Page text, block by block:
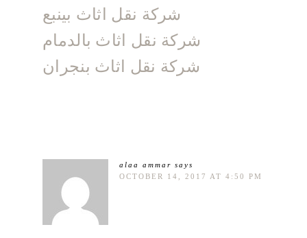
شركة نقل اثاث بينبع
شركة نقل اثاث بالدمام
شركة نقل اثاث بنجران
alaa ammar says
OCTOBER 14, 2017 AT 4:50 PM